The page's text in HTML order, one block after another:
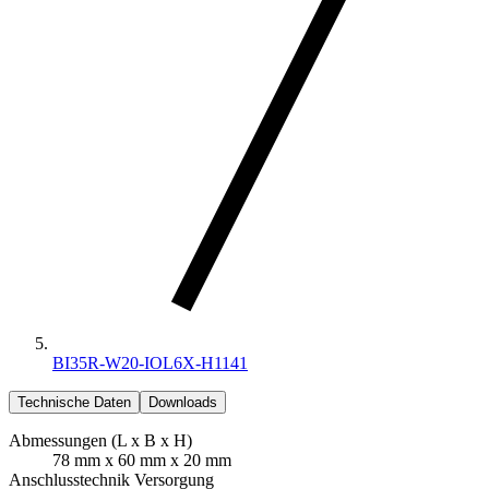
BI35R-W20-IOL6X-H1141
Technische Daten Downloads
Abmessungen (L x B x H)
78 mm x 60 mm x 20 mm
Anschlusstechnik Versorgung